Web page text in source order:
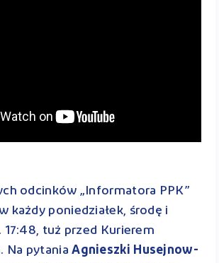
odcinków „Informatora PPK”
każdy poniedziałek, środę i
17:48, tuż przed Kurierem
Na pytaniaAgnieszki Husejnow-